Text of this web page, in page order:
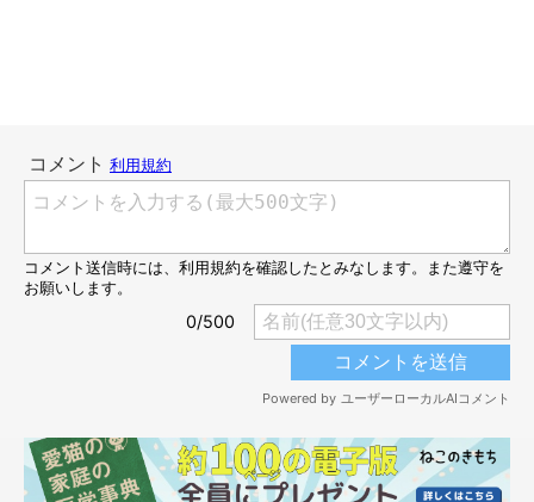
らしたい」
と考えており、ペット飼育可のマンションに引っ越し
をしたのだそう。「生活が落ち着いたら、保護猫の譲渡会に行き
と話をしていましたが、引っ越しから約1カ月が経過し
た頃に、コハクさんとの出会いが突然やってきたのだといいま
す。